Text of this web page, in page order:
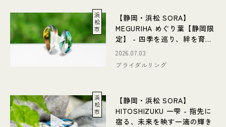
浜
松
市
【静岡・浜松 SORA】
MEGURIHA めぐり葉【静岡限
定】 - 四季を巡り、絆を育む
一枚の葉
2026.07.03
ブライダルリング
浜
松
市
【静岡・浜松 SORA】
HITOSHIZUKU 一雫 - 指先に
宿る、未来を映す一滴の輝き